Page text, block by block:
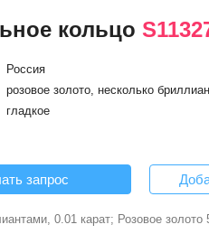
кольцо
Россия
розовое золото, несколько
гладкое
запрос
0.01 карат; Розовое золото